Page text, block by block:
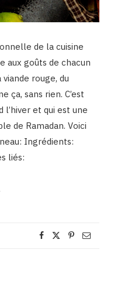
de la cuisine
aux goûts de chacun
rouge, du
ça, sans rien. C’est
l’hiver et qui est une
de Ramadan. Voici
Ingrédients:
liés: